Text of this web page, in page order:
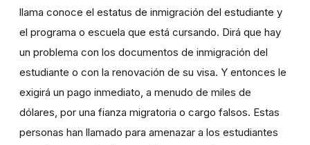
llama conoce el estatus de inmigración del estudiante y
el programa o escuela que está cursando. Dirá que hay
un problema con los documentos de inmigración del
estudiante o con la renovación de su visa. Y entonces le
exigirá un pago inmediato, a menudo de miles de
dólares, por una fianza migratoria o cargo falsos. Estas
personas han llamado para amenazar a los estudiantes